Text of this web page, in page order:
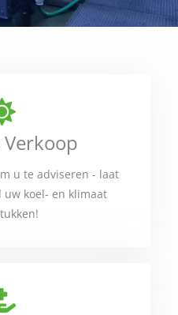
u te adviseren - laat
koel- en klimaat